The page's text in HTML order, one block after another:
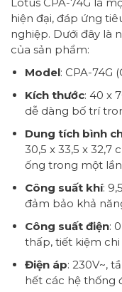
Lotus CPA-74G là
hiện đại, đáp ứng
nghiệp. Dưới đây là
của sản phẩm:
Model: CPA-74G
Kích thước: 40 x
dễ dàng bố trí
Dung tích bình
30,5 x 33,5 x
ống trong một
Công suất khí:
đảm bảo khả
Công suất điện:
thấp, tiết kiệm
Điện áp: 230V~,
hết các hệ thống